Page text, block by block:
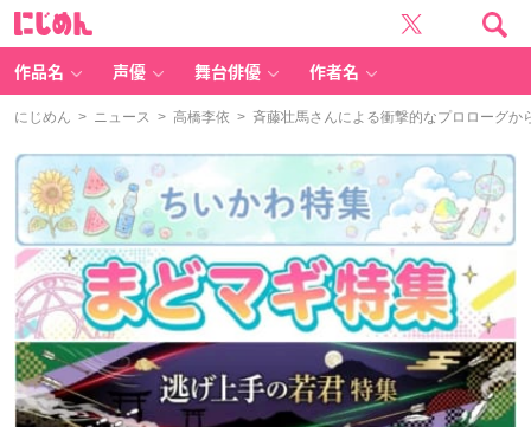
作品名 声優 舞台俳優 作者名
にじめん > ニュース > 高橋李依 > 斉藤壮馬さんによる衝撃的なプロローグか